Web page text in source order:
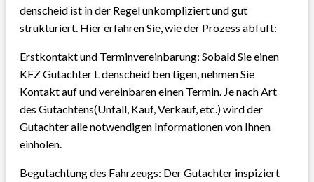
denscheid ist in der Regel unkompliziert und gut
strukturiert. Hier erfahren Sie, wie der Prozess abl uft:
Erstkontakt und Terminvereinbarung: Sobald Sie einen
KFZ Gutachter L denscheid ben tigen, nehmen Sie
Kontakt auf und vereinbaren einen Termin. Je nach Art
des Gutachtens(Unfall, Kauf, Verkauf, etc.) wird der
Gutachter alle notwendigen Informationen von Ihnen
einholen.
Begutachtung des Fahrzeugs: Der Gutachter inspiziert